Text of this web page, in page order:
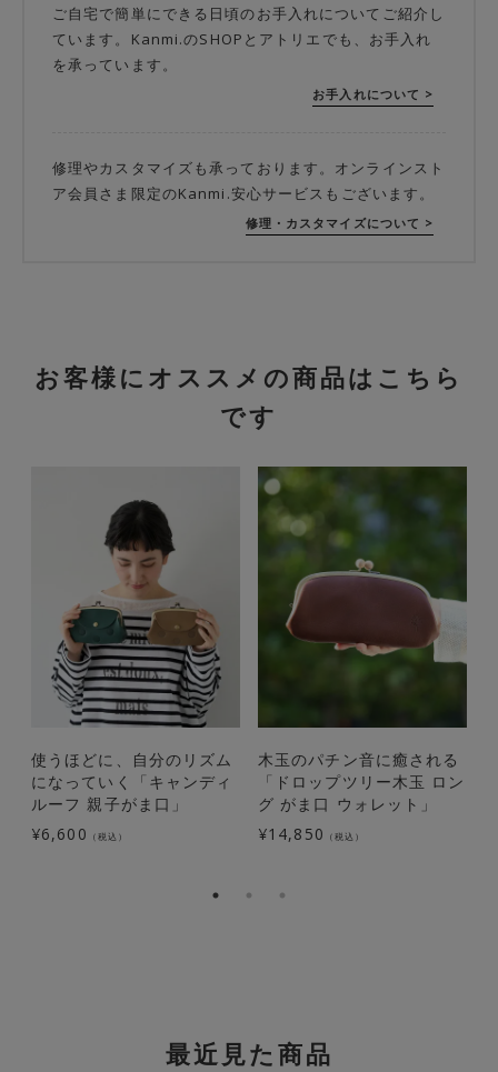
ご自宅で簡単にできる日頃のお手入れについてご紹介し
ています。Kanmi.のSHOPとアトリエでも、お手入れ
を承っています。
お手入れについて >
修理やカスタマイズも承っております。オンラインスト
ア会員さま限定のKanmi.安心サービスもございます。
修理・カスタマイズについて >
お客様にオススメの商品はこちら
です
使うほどに、自分のリズム
になっていく「キャンディ
ルーフ 親子がま口」
¥6,600 （税込）
木玉のパチン音に癒される
「ドロップツリー木玉 ロン
グ がま口 ウォレット」
¥14,850 （税込）
最近見た商品